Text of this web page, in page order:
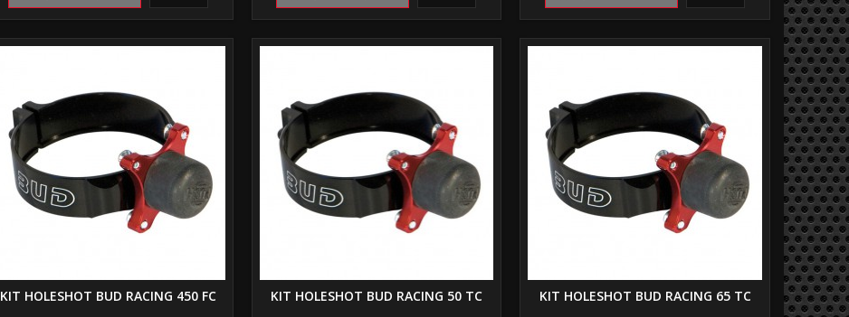
KIT HOLESHOT BUD RACING 450 FC KIT HOLESHOT BUD RACING 50 TC KIT HOLESHOT BUD RACING 65 TC